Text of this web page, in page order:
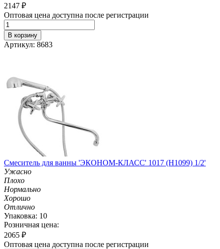
2147 ₽
Оптовая цена доступна после регистрации
В корзину
Артикул: 8683
Смеситель для ванны 'ЭКОНОМ-КЛАСС' 1017 (H1099) 1/2'
Ужасно
Плохо
Нормально
Хорошо
Отлично
Упаковка: 10
Розничная цена:
2065 ₽
Оптовая цена доступна после регистрации